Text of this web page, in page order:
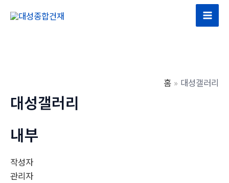
Main
홈 대성갤러리
대성갤러리
내부
작성자
관리자